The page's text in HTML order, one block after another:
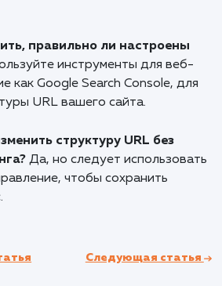
слэша
индексация, возможность
контента.